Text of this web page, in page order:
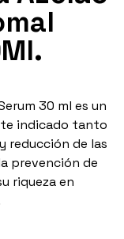
30 ml es un
indicado tanto
reducción de las
prevención de
riqueza en